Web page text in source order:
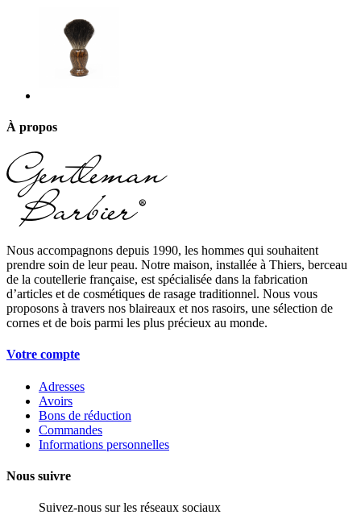
À propos
Nous accompagnons depuis 1990, les hommes qui souhaitent
prendre soin de leur peau. Notre maison, installée à Thiers, berceau
de la coutellerie française, est spécialisée dans la fabrication
d’articles et de cosmétiques de rasage traditionnel. Nous vous
proposons à travers nos blaireaux et nos rasoirs, une sélection de
cornes et de bois parmi les plus précieux au monde.
Votre compte
Adresses
Avoirs
Bons de réduction
Commandes
Informations personnelles
Nous suivre
Suivez-nous sur les réseaux sociaux